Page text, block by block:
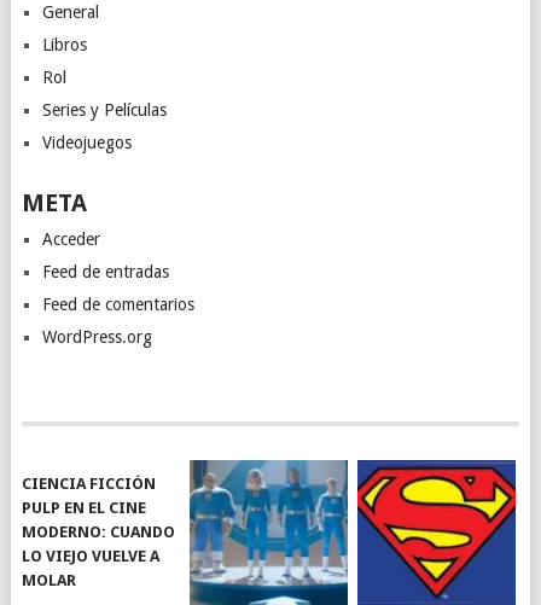
General
Libros
Rol
Series y Películas
Videojuegos
META
Acceder
Feed de entradas
Feed de comentarios
WordPress.org
CIENCIA FICCIÓN
PULP EN EL CINE
MODERNO: CUANDO
LO VIEJO VUELVE A
MOLAR